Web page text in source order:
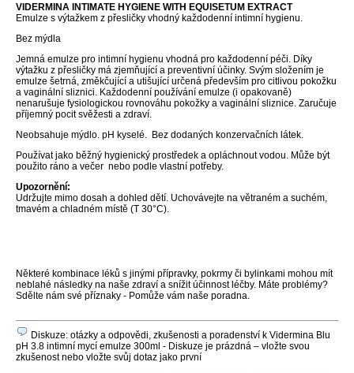
VIDERMINA INTIMATE HYGIENE WITH EQUISETUM EXTRACT
Emulze s výtažkem z přesličky vhodný každodenní intimní hygienu.
Bez mýdla
Jemná emulze pro intimní hygienu vhodná pro každodenní péči. Díky
výtažku z přesličky má zjemňující a preventivní účinky. Svým složením je
emulze šetrná, změkčující a utišující určená především pro citlivou pokožku
a vaginální sliznici. Každodenní používání emulze (i opakovaně)
nenarušuje fysiologickou rovnováhu pokožky a vaginální sliznice. Zaručuje
příjemný pocit svěžesti a zdraví.
Neobsahuje mýdlo. pH kyselé. Bez dodaných konzervačních látek.
Používat jako běžný hygienický prostředek a opláchnout vodou. Může být
použito ráno a večer nebo podle vlastní potřeby.
Upozornění:
Udržujte mimo dosah a dohled dětí. Uchovávejte na větraném a suchém,
tmavém a chladném místě (T 30°C).
Některé kombinace léků s jinými přípravky, pokrmy či bylinkami mohou mít
neblahé následky na naše zdraví a snížit účinnost léčby. Máte problémy?
Sdělte nám své příznaky - Pomůže vám naše poradna.
Diskuze: otázky a odpovědi, zkušenosti a poradenství k Vidermina Blu
pH 3.8 intimní mycí emulze 300ml - Diskuze je prázdná – vložte svou
zkušenost nebo vložte svůj dotaz jako první